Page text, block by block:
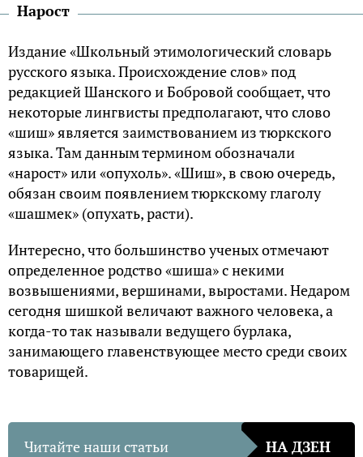
Нарост
Издание «Школьный этимологический словарь
русского языка. Происхождение слов» под
редакцией Шанского и Бобровой сообщает, что
некоторые лингвисты предполагают, что слово
«шиш» является заимствованием из тюркского
языка. Там данным термином обозначали
«нарост» или «опухоль». «Шиш», в свою очередь,
обязан своим появлением тюркскому глаголу
«шашмек» (опухать, расти).
Интересно, что большинство ученых отмечают
определенное родство «шиша» с некими
возвышениями, вершинами, выростами. Недаром
сегодня шишкой величают важного человека, а
когда-то так называли ведущего бурлака,
занимающего главенствующее место среди своих
товарищей.
Читайте наши статьи НА ДЗЕН